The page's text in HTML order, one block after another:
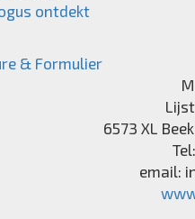
ontdekt
& Formulier
6573 XL
email: